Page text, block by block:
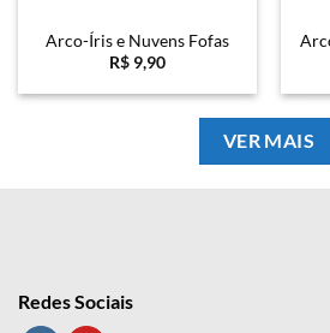
Arco-Íris e Nuvens Fofas
R$ 9,90
VER MAIS
Redes Sociais